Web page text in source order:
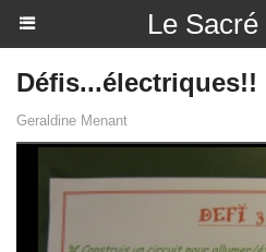
Le
Défis...électriques!!
Geraldine Menant